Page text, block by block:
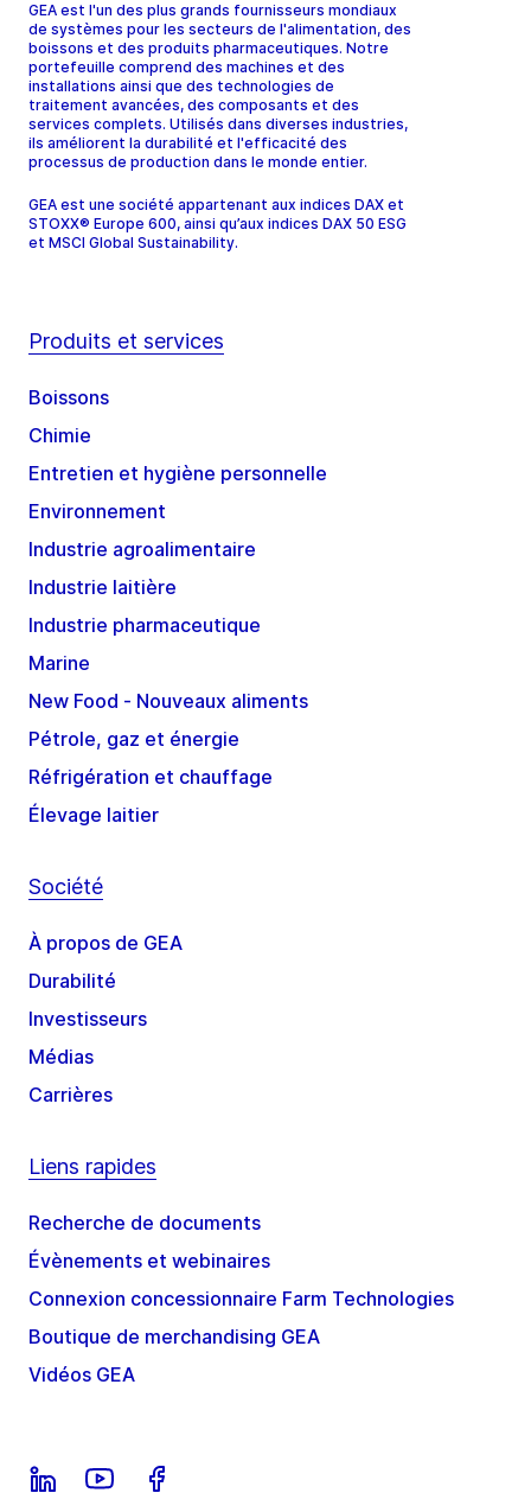
GEA est l'un des plus grands fournisseurs mondiaux
de systèmes pour les secteurs de l'alimentation, des
boissons et des produits pharmaceutiques. Notre
portefeuille comprend des machines et des
installations ainsi que des technologies de
traitement avancées, des composants et des
services complets. Utilisés dans diverses industries,
ils améliorent la durabilité et l'efficacité des
processus de production dans le monde entier.
GEA est une société appartenant aux indices DAX et
STOXX® Europe 600, ainsi qu’aux indices DAX 50 ESG
et MSCI Global Sustainability.
Produits et services
Boissons
Chimie
Entretien et hygiène personnelle
Environnement
Industrie agroalimentaire
Industrie laitière
Industrie pharmaceutique
Marine
New Food - Nouveaux aliments
Pétrole, gaz et énergie
Réfrigération et chauffage
Élevage laitier
Société
À propos de GEA
Durabilité
Investisseurs
Médias
Carrières
Liens rapides
Recherche de documents
Évènements et webinaires
Connexion concessionnaire Farm Technologies
Boutique de merchandising GEA
Vidéos GEA